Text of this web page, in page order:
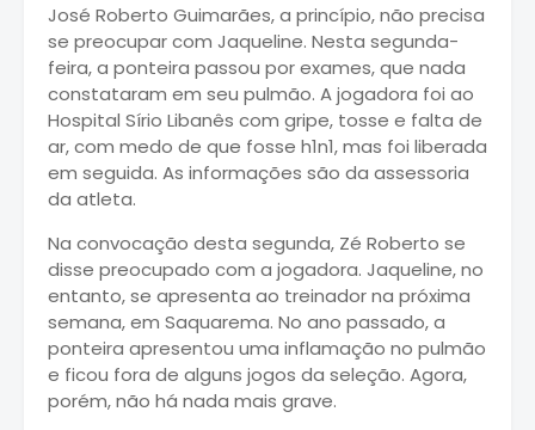
José Roberto Guimarães, a princípio, não precisa
se preocupar com Jaqueline. Nesta segunda-
feira, a ponteira passou por exames, que nada
constataram em seu pulmão. A jogadora foi ao
Hospital Sírio Libanês com gripe, tosse e falta de
ar, com medo de que fosse h1n1, mas foi liberada
em seguida. As informações são da assessoria
da atleta.
Na convocação desta segunda, Zé Roberto se
disse preocupado com a jogadora. Jaqueline, no
entanto, se apresenta ao treinador na próxima
semana, em Saquarema. No ano passado, a
ponteira apresentou uma inflamação no pulmão
e ficou fora de alguns jogos da seleção. Agora,
porém, não há nada mais grave.